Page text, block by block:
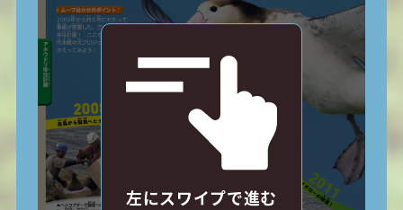
左にスワイプで進む